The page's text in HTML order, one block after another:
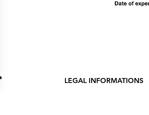
LEGAL INFORMATIONS